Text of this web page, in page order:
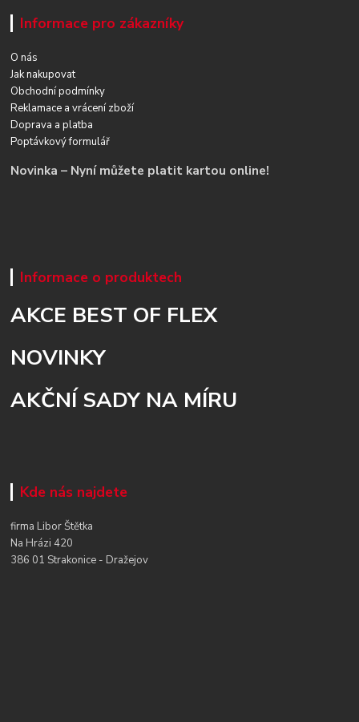
Informace pro zákazníky
O nás
Jak nakupovat
Obchodní podmínky
Reklamace a vrácení zboží
Doprava a platba
Poptávkový formulář
Novinka – Nyní můžete platit kartou online!
Informace o produktech
AKCE BEST OF FLEX
NOVINKY
AKČNÍ SADY NA MÍRU
Kde nás najdete
firma Libor Štětka
Na Hrázi 420
386 01 Strakonice - Dražejov